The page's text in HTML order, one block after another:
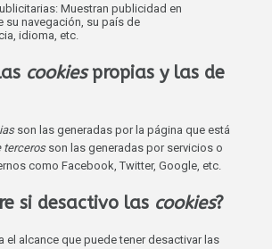
Muestran publicidad en
su navegación, su país de
idioma, etc.
cookiespropias y las de
son las generadas por la página que está
tercerosson las generadas por servicios o
como Facebook, Twitter, Google, etc.
si desactivo las cookies?
el alcance que puede tener desactivar las